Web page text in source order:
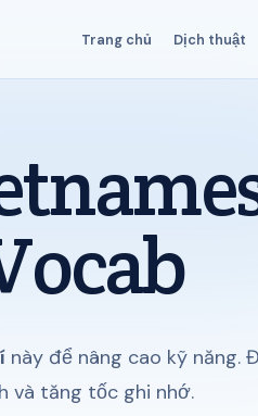
Trang chủ Dịch thuật
này để nâng cao kỹ năng.
và tăng tốc ghi nhớ.